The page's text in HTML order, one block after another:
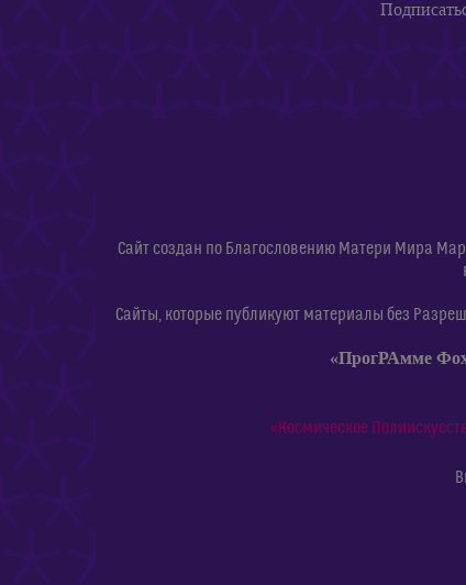
Сайт создан по Благословению Матери Мира
Сайты, которые публикуют материалы без
«ПрогРАмме
«Космическое